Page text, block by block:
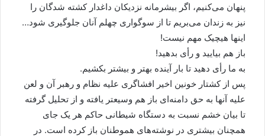
پنهان می‌کنیم، اگر بیشرمانه نزدیکان داغدار کشته شدگان را
نیز به زندان می‌بریم تا از سوگواری چهلم آنان جلوگیری شود…
اینها هیچیک مهم نیست!
باز هم بیایید و رأی بدهید!
به ما رأی دهید تا بار آینده بهتر و بیشتر بکشیم.
پس از کشتار خونین اخیر افشاگری علیه نظام و رهبر آن و لعن
علیه آنها به حق دامنه‌ای باز هم وسیعتر یافته و از تحلیل گرفته
تا بیان خشم نسبت به دستگاه شیطانی حاکم هر یک جای
همچنان بیشتری در نوشته‌های هموطنان باز کرده است. در